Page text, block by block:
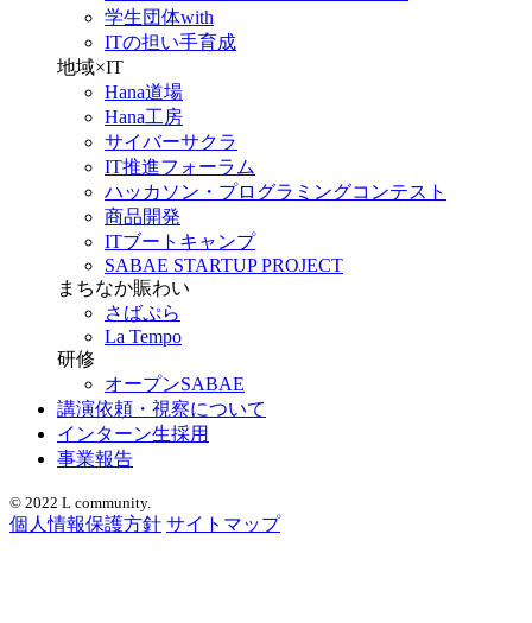
学生団体with
ITの担い手育成
地域×IT
Hana道場
Hana工房
サイバーサクラ
IT推進フォーラム
ハッカソン・プログラミングコンテスト
商品開発
ITブートキャンプ
SABAE STARTUP PROJECT
まちなか賑わい
さばぷら
La Tempo
研修
オープンSABAE
講演依頼・視察について
インターン生採用
事業報告
© 2022 L community.
個人情報保護方針 サイトマップ